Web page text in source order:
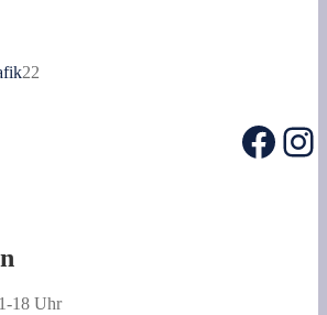
22
18 Uhr